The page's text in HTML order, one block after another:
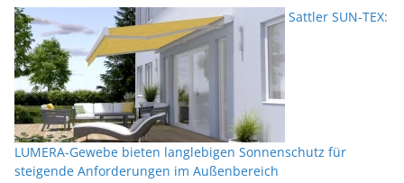
Sattler SUN-TEX:
LUMERA-Gewebe bieten langlebigen Sonnenschutz für
steigende Anforderungen im Außenbereich